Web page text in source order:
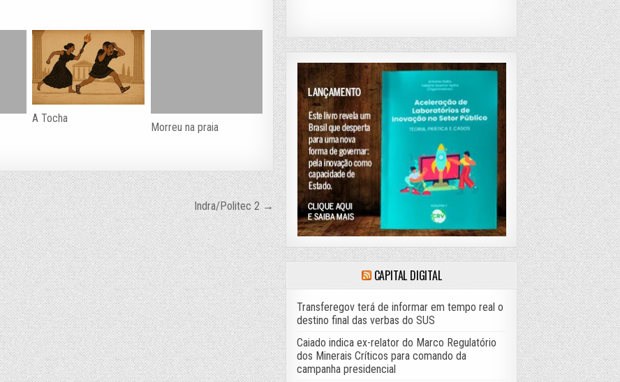
A Tocha
Morreu na praia
Indra/Politec 2 →
CAPITAL DIGITAL
Transferegov terá de informar em tempo real o
destino final das verbas do SUS
Caiado indica ex-relator do Marco Regulatório
dos Minerais Críticos para comando da
campanha presidencial